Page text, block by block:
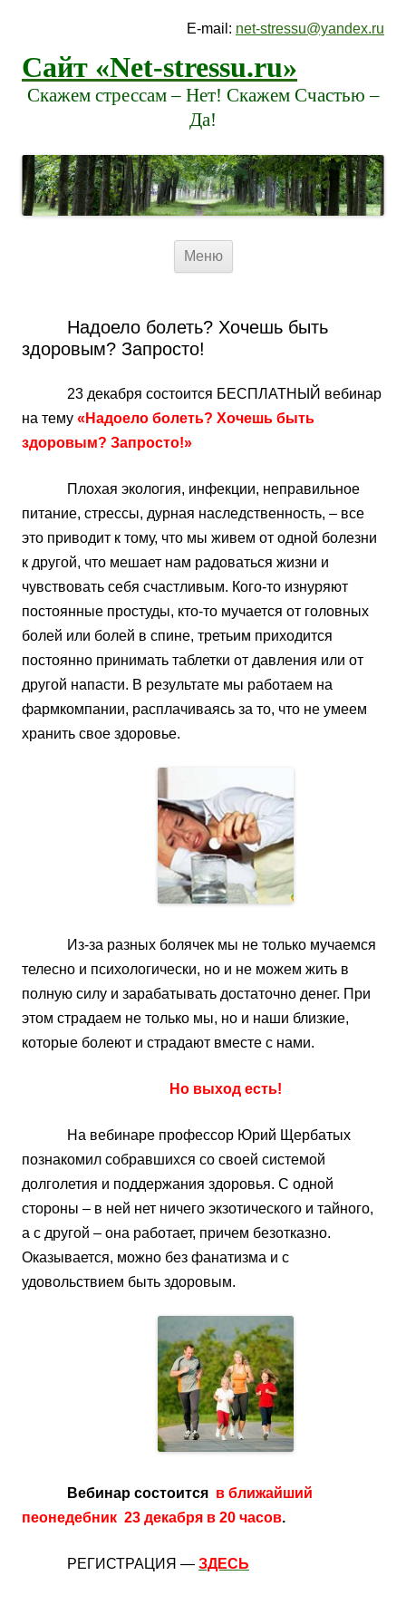
E-mail: net-stressu@yandex.ru
Сайт «Net-stressu.ru»
Скажем стрессам – Нет! Скажем Счастью –
Да!
Меню
Надоело болеть? Хочешь быть
здоровым? Запросто!
23 декабря состоится БЕСПЛАТНЫЙ вебинар
на тему «Надоело болеть? Хочешь быть
здоровым? Запросто!»
Плохая экология, инфекции, неправильное
питание, стрессы, дурная наследственность, – все
это приводит к тому, что мы живем от одной болезни
к другой, что мешает нам радоваться жизни и
чувствовать себя счастливым. Кого-то изнуряют
постоянные простуды, кто-то мучается от головных
болей или болей в спине, третьим приходится
постоянно принимать таблетки от давления или от
другой напасти. В результате мы работаем на
фармкомпании, расплачиваясь за то, что не умеем
хранить свое здоровье.
Из-за разных болячек мы не только мучаемся
телесно и психологически, но и не можем жить в
полную силу и зарабатывать достаточно денег. При
этом страдаем не только мы, но и наши близкие,
которые болеют и страдают вместе с нами.
Но выход есть!
На вебинаре профессор Юрий Щербатых
познакомил собравшихся со своей системой
долголетия и поддержания здоровья. С одной
стороны – в ней нет ничего экзотического и тайного,
а с другой – она работает, причем безотказно.
Оказывается, можно без фанатизма и с
удовольствием быть здоровым.
Вебинар состоится в ближайший
пеонедебник 23 декабря в 20 часов.
РЕГИСТРАЦИЯ — ЗДЕСЬ